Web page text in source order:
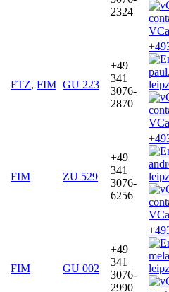
2324
FTZ, FIM GU 223
+49
341
3076-
2870
FIM ZU 529
+49
341
3076-
6256
FIM GU 002
+49
341
3076-
2990